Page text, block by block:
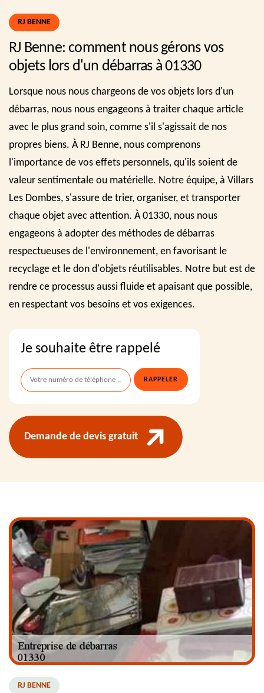
RJ BENNE
RJ Benne: comment nous gérons vos
objets lors d'un débarras à 01330
Lorsque nous nous chargeons de vos objets lors d'un
débarras, nous nous engageons à traiter chaque article
avec le plus grand soin, comme s'il s'agissait de nos
propres biens. À RJ Benne, nous comprenons
l'importance de vos effets personnels, qu'ils soient de
valeur sentimentale ou matérielle. Notre équipe, à Villars
Les Dombes, s'assure de trier, organiser, et transporter
chaque objet avec attention. À 01330, nous nous
engageons à adopter des méthodes de débarras
respectueuses de l'environnement, en favorisant le
recyclage et le don d'objets réutilisables. Notre but est de
rendre ce processus aussi fluide et apaisant que possible,
en respectant vos besoins et vos exigences.
Je souhaite être rappelé
Demande de devis gratuit
RJ BENNE